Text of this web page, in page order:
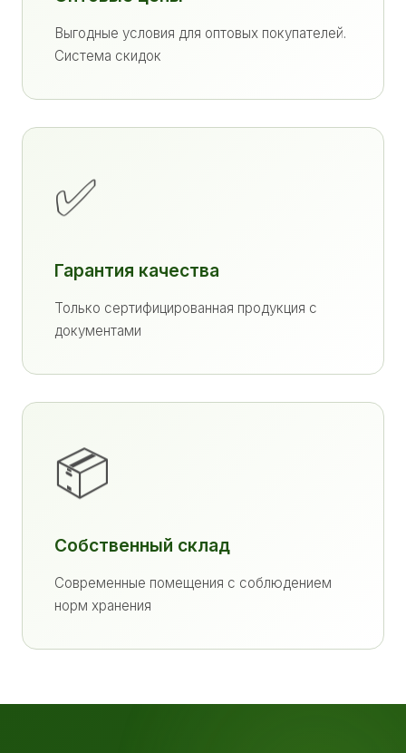
Выгодные условия для оптовых покупателей.
Система скидок
✅
Гарантия качества
Только сертифицированная продукция с
документами
📦
Собственный склад
Современные помещения с соблюдением
норм хранения